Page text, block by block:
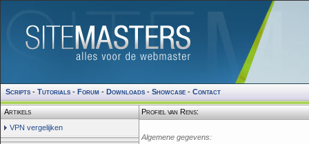
Scripts - Tutorials - Forum - Downloads - Showcase - Contact
Artikels
VPN vergelijken
Profiel van Rens:
Algemene gegevens: